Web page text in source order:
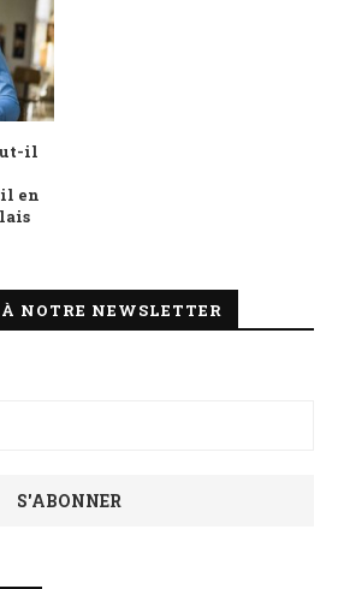
il
en
NOTRE NEWSLETTER